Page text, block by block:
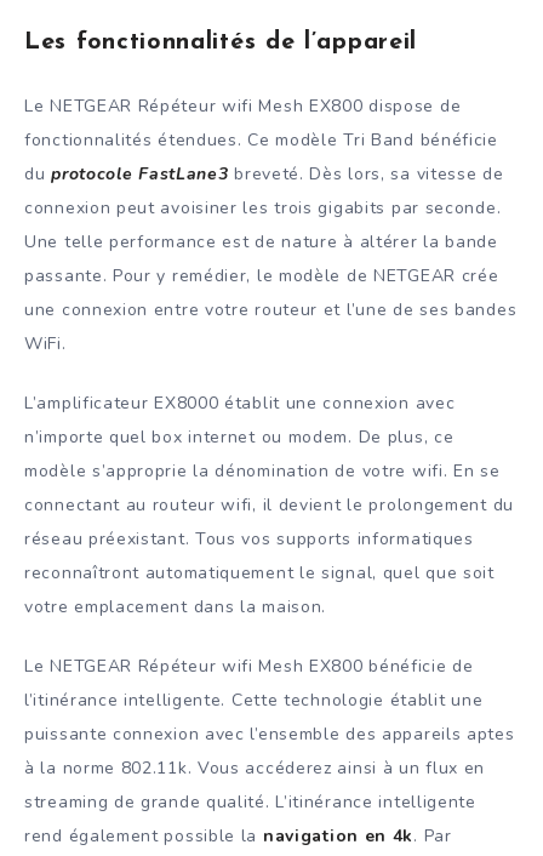
Les fonctionnalités de l’appareil
Le NETGEAR Répéteur wifi Mesh EX800 dispose de
fonctionnalités étendues. Ce modèle Tri Band bénéficie
duprotocole FastLane3 breveté. Dès lors, sa vitesse de
connexion peut avoisiner les trois gigabits par seconde.
Une telle performance est de nature à altérer la bande
passante. Pour y remédier, le modèle de NETGEAR crée
une connexion entre votre routeur et l’une de ses bandes
WiFi.
L’amplificateur EX8000 établit une connexion avec
n’importe quel box internet ou modem. De plus, ce
modèle s’approprie la dénomination de votre wifi. En se
connectant au routeur wifi, il devient le prolongement du
réseau préexistant. Tous vos supports informatiques
reconnaîtront automatiquement le signal, quel que soit
votre emplacement dans la maison.
Le NETGEAR Répéteur wifi Mesh EX800 bénéficie de
l’itinérance intelligente. Cette technologie établit une
puissante connexion avec l’ensemble des appareils aptes
à la norme 802.11k. Vous accéderez ainsi à un flux en
streaming de grande qualité. L’itinérance intelligente
rend également possible la navigation en 4k. Par